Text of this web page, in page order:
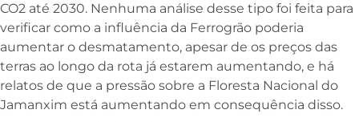
CO2 até 2030. Nenhuma análise desse tipo foi feita para
verificar como a influência da Ferrogrão poderia
aumentar o desmatamento, apesar de os preços das
terras ao longo da rota já estarem aumentando, e há
relatos de que a pressão sobre a Floresta Nacional do
Jamanxim está aumentando em consequência disso.